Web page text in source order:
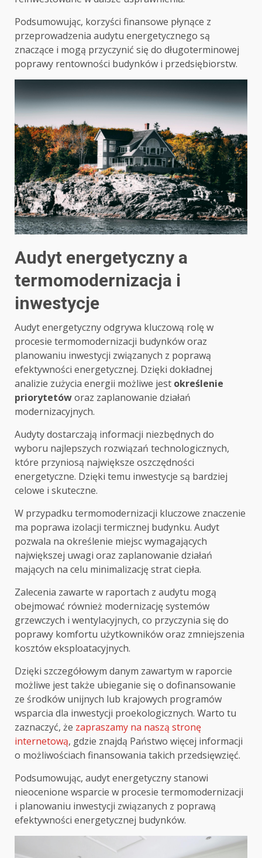
Podsumowując, korzyści finansowe płynące z
przeprowadzenia audytu energetycznego są
znaczące i mogą przyczynić się do długoterminowej
poprawy rentowności budynków i przedsiębiorstw.
Audyt energetyczny a
termomodernizacja i
inwestycje
Audyt energetyczny odgrywa kluczową rolę w
procesie termomodernizacji budynków oraz
planowaniu inwestycji związanych z poprawą
efektywności energetycznej. Dzięki dokładnej
analizie zużycia energii możliwe jest określenie
priorytetóworaz zaplanowanie działań
modernizacyjnych.
Audyty dostarczają informacji niezbędnych do
wyboru najlepszych rozwiązań technologicznych,
które przyniosą największe oszczędności
energetyczne. Dzięki temu inwestycje są bardziej
celowe i skuteczne.
W przypadku termomodernizacji kluczowe znaczenie
ma poprawa izolacji termicznej budynku. Audyt
pozwala na określenie miejsc wymagających
największej uwagi oraz zaplanowanie działań
mających na celu minimalizację strat ciepła.
Zalecenia zawarte w raportach z audytu mogą
obejmować również modernizację systemów
grzewczych i wentylacyjnych, co przyczynia się do
poprawy komfortu użytkowników oraz zmniejszenia
kosztów eksploatacyjnych.
Dzięki szczegółowym danym zawartym w raporcie
możliwe jest także ubieganie się o dofinansowanie
ze środków unijnych lub krajowych programów
wsparcia dla inwestycji proekologicznych. Warto tu
zaznaczyć, że zapraszamy na naszą stronę
internetową, gdzie znajdą Państwo więcej informacji
o możliwościach finansowania takich przedsięwzięć.
Podsumowując, audyt energetyczny stanowi
nieocenione wsparcie w procesie termomodernizacji
i planowaniu inwestycji związanych z poprawą
efektywności energetycznej budynków.